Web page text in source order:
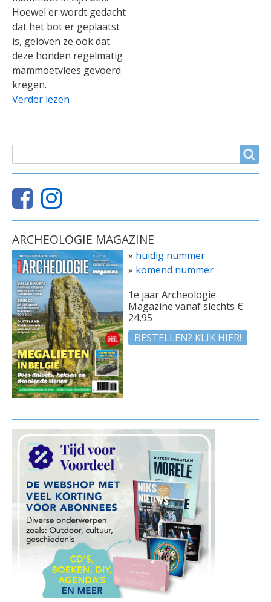
Hoewel er wordt gedacht
dat het bot er geplaatst
is, geloven ze ook dat
deze honden regelmatig
mammoetvlees gevoerd
kregen.
Verder lezen
ZOEKVELD
ARCHEOLOGIE MAGAZINE
» huidig nummer
» komend nummer
1e jaar Archeologie
Magazine vanaf slechts €
24,95
BESTELLEN? KLIK HIER!